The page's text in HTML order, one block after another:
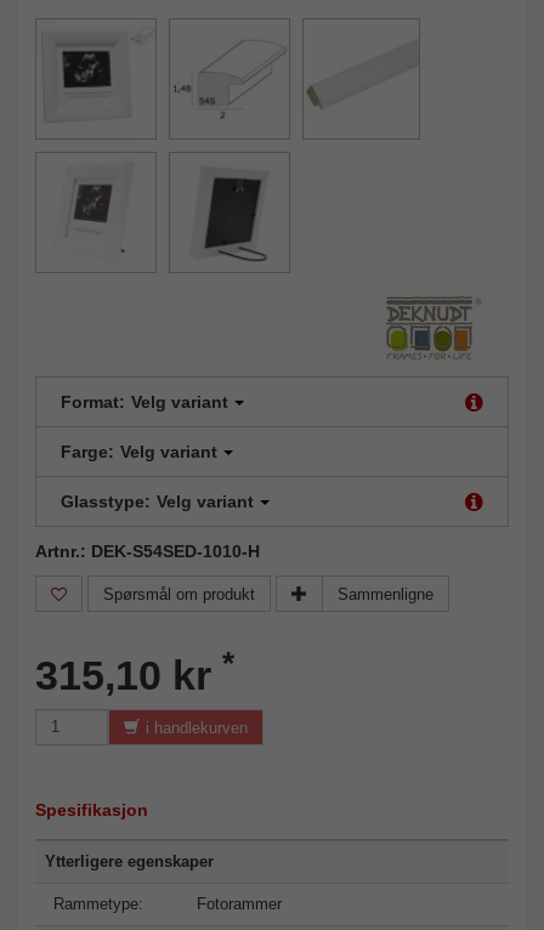
Format: Velg variant
Farge: Velg variant
Glasstype: Velg variant
Artnr.: DEK-S54SED-1010-H
Spørsmål om produkt Sammenligne
315,10 kr *
i handlekurven
Spesifikasjon
Ytterligere egenskaper
Rammetype: Fotorammer